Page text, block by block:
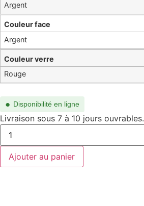
Argent
Couleur face
Argent
Couleur verre
Rouge
● Disponibilité en ligne
Livraison sous 7 à 10 jours ouvrables.
quantité
CH0281S-
003Ajouter au panier